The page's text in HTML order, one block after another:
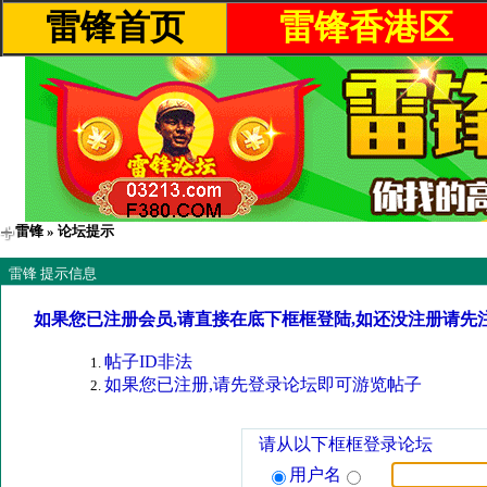
雷锋首页 雷锋香港区
雷锋 » 论坛提示
雷锋 提示信息
如果您已注册会员,请直接在底下框框登陆,如还没注册请先
帖子ID非法
如果您已注册,请先登录论坛即可游览帖子
请从以下框框登录论坛
用户名